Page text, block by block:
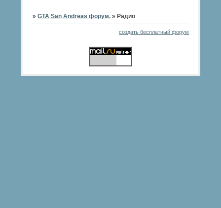
» GTA San Andreas форум. » Радио
создать бесплатный форум